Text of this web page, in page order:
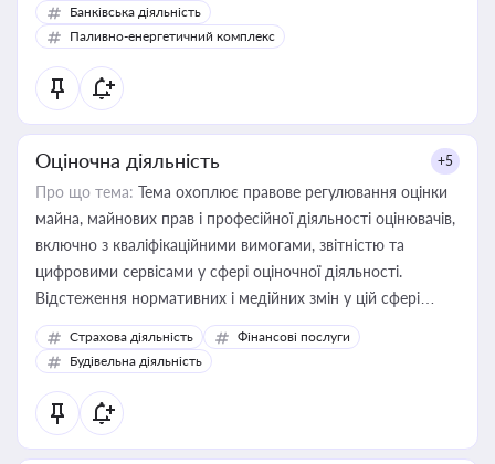
Банківська діяльність
Паливно-енергетичний комплекс
Оціночна діяльність +5
Про що тема: Тема охоплює правове регулювання оцінки
майна, майнових прав і професійної діяльності оцінювачів,
включно з кваліфікаційними вимогами, звітністю та
цифровими сервісами у сфері оціночної діяльності.
Відстеження нормативних і медійних змін у цій сфері
корисне для власника бізнесу, керівника, юриста або
бухгалтера під час оподаткування, приватизації, оренди
державного майна, корпоративних угод і перевірки
статусу суб'єктів оціночної діяльності
Страхова діяльність
Фінансові послуги
Будівельна діяльність